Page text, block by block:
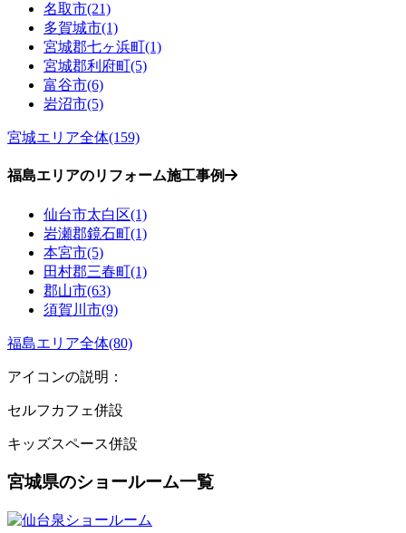
名取市(21)
多賀城市(1)
宮城郡七ヶ浜町(1)
宮城郡利府町(5)
富谷市(6)
岩沼市(5)
宮城エリア全体(159)
福島エリアのリフォーム施工事例
仙台市太白区(1)
岩瀬郡鏡石町(1)
本宮市(5)
田村郡三春町(1)
郡山市(63)
須賀川市(9)
福島エリア全体(80)
アイコンの説明：
セルフカフェ併設
キッズスペース併設
宮城県のショールーム一覧